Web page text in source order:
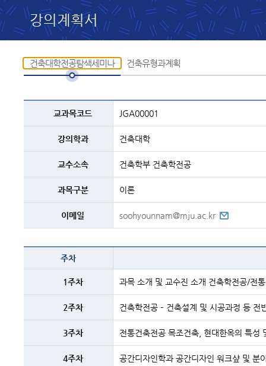
강의계획서
건축대학전공탐색세미나 건축유형과계획
학과,
전화번호등의
교과목코드 JGA00001
강의학과 건축대학
교수소속 건축학부 건축학전공
과목구분 이론
이메일 soohyounnam@mju.ac.kr
주차
주차
1주차 과목 소개 및 교수진 소개 건축학전공/전
2주차 건축학전공 – 건축설계 및 시공과정 등 전
3주차 전통건축전공 목조건축, 현대한옥의 특성
4주차 공간디자인학과 공간디자인 워크샾 및 분